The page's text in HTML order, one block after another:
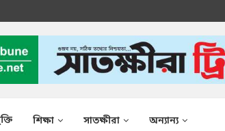
শিক্ষা সাতক্ষীরা অন্যান্য